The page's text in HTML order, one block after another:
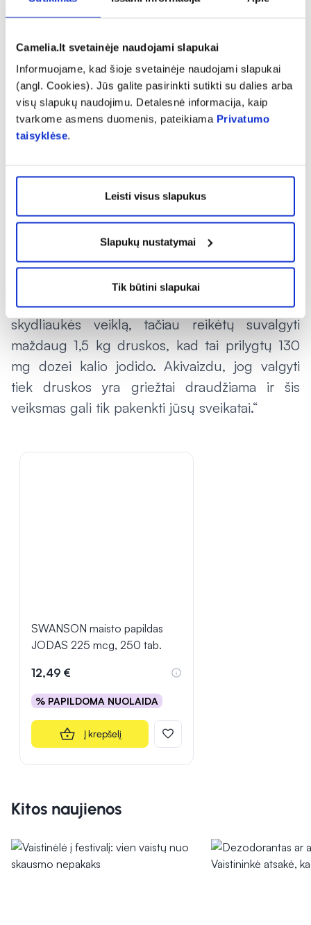
Camelia.lt svetainėje naudojami slapukai
Informuojame, kad šioje svetainėje naudojami slapukai
(angl. Cookies). Jūs galite pasirinkti sutikti su dalies arba
visų slapukų naudojimu. Detalesnė informacija, kaip
tvarkome asmens duomenis, pateikiama Privatumo
taisyklėse.
Leisti visus slapukus
Slapukų nustatymai
Tik būtini slapukai
griežtas ne
K. Zacharevič pabrėžia, kad kalio jodidas yra
vienintelis preparatas, kurį reikėtų naudoti
avarijos atveju, norint apsaugoti skydliaukę. Nei
spiritinis jodo tirpalas, nei joduota druska
apsaugoti skydliaukės nepadės.
veiklioji medžiaga yra ne kalio jodidas, o tiesiog
sukelti cheminių audinių nudegimų,
apsinuodijimą, – sako „Camelia“ vaistininkė.
– Jo negalima gerti net skiedžiant vandeniu.
Nors joduota druska ir padeda suaktyvinti
skydliaukės veiklą, tačiau reikėtų suvalgyti
maždaug 1,5 kg druskos, kad tai prilygtų 130
mg dozei kalio jodido. Akivaizdu, jog valgyti
tiek druskos yra griežtai draudžiama ir šis
veiksmas gali tik pakenkti jūsų sveikatai.“
SWANSON maisto papildas
JODAS 225 mcg, 250 tab.
12,49 €
% PAPILDOMA NUOLAIDA
Į krepšelį
Kitos naujienos